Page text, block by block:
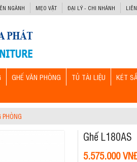
NGÀNH MẸO VẶT ĐẠI LÝ - CHI NHÁNH
GHẾ VĂN PHÒNG TỦ TÀI LIỆU KÉT
PHÒNG
Ghế L180AS
5.575.000